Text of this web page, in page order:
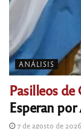
ANÁLISIS
Pasilleos de
Esperan por
7 de agosto de 2026